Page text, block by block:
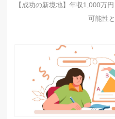
【成功の新境地】年収1,000万
可能性